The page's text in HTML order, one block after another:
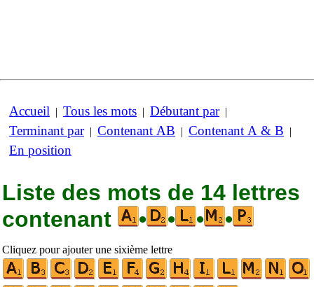
Accueil | Tous les mots | Débutant par|
Terminant par| Contenant AB | Contenant A & B |
En position
Liste des mots de 14 lettres
contenant
• • • •
Cliquez pour ajouter une sixième lettre